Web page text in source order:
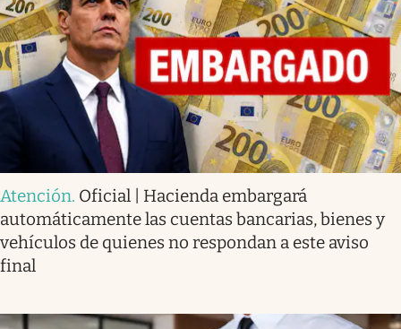
Atención. Oficial | Hacienda embargará
automáticamente las cuentas bancarias, bienes y
vehículos de quienes no respondan a este aviso
final